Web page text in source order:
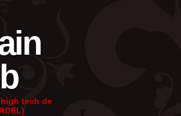
tech de